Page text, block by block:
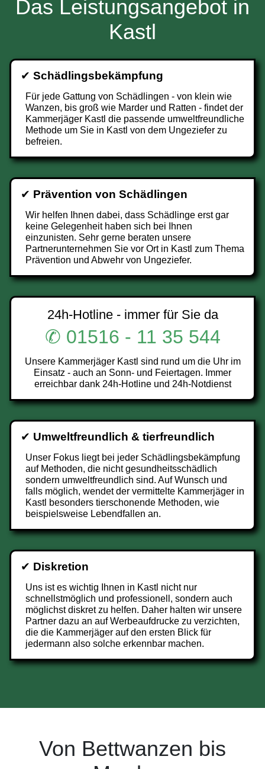
Das Leistungsangebot in
Kastl
✔ Schädlingsbekämpfung
Für jede Gattung von Schädlingen - von klein wie
Wanzen, bis groß wie Marder und Ratten - findet der
Kammerjäger Kastl die passende umweltfreundliche
Methode um Sie in Kastl von dem Ungeziefer zu
befreien.
✔ Prävention von Schädlingen
Wir helfen Ihnen dabei, dass Schädlinge erst gar
keine Gelegenheit haben sich bei Ihnen
einzunisten. Sehr gerne beraten unsere
Partnerunternehmen Sie vor Ort in Kastl zum Thema
Prävention und Abwehr von Ungeziefer.
24h-Hotline - immer für Sie da
✆ 01516 - 11 35 544
Unsere Kammerjäger Kastl sind rund um die Uhr im
Einsatz - auch an Sonn- und Feiertagen. Immer
erreichbar dank 24h-Hotline und 24h-Notdienst
✔ Umweltfreundlich & tierfreundlich
Unser Fokus liegt bei jeder Schädlingsbekämpfung
auf Methoden, die nicht gesundheitsschädlich
sondern umweltfreundlich sind. Auf Wunsch und
falls möglich, wendet der vermittelte Kammerjäger in
Kastl besonders tierschonende Methoden, wie
beispielsweise Lebendfallen an.
✔ Diskretion
Uns ist es wichtig Ihnen in Kastl nicht nur
schnellstmöglich und professionell, sondern auch
möglichst diskret zu helfen. Daher halten wir unsere
Partner dazu an auf Werbeaufdrucke zu verzichten,
die die Kammerjäger auf den ersten Blick für
jedermann also solche erkennbar machen.
Von Bettwanzen bis